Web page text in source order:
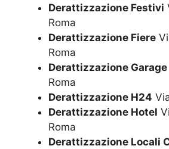
Derattizzazione Festivi
Roma
Derattizzazione Fiere
Roma
Derattizzazione Garage
Roma
Derattizzazione H24
Derattizzazione Hotel
Roma
Derattizzazione Locali